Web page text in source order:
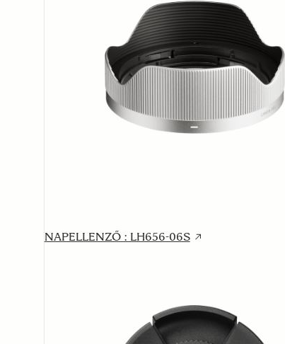
NAPELLENZŐ : LH656-06S